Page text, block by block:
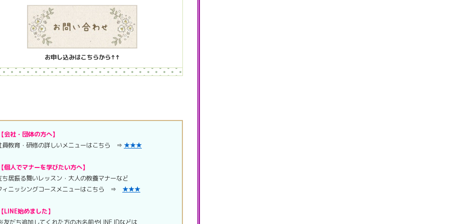
お申し込みはこちらから↑↑
【会社・団体の方へ】
教育・研修の詳しいメニューはこちら ⇒ ★★★
【個人でマナーを学びたい方へ】
居振る舞いレッスン・大人の教養マナーなど
ニッシングコースメニューはこちら ⇒ ★★★
【LINE始めました】
友だち追加してくれた方のお名前やLINE IDなどは